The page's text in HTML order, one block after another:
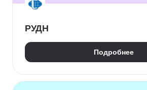
РУДН
Подробнее